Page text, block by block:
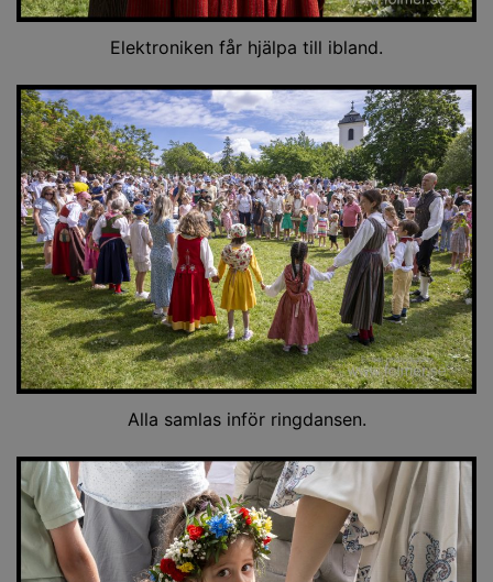
Elektroniken får hjälpa till ibland.
Alla samlas inför ringdansen.